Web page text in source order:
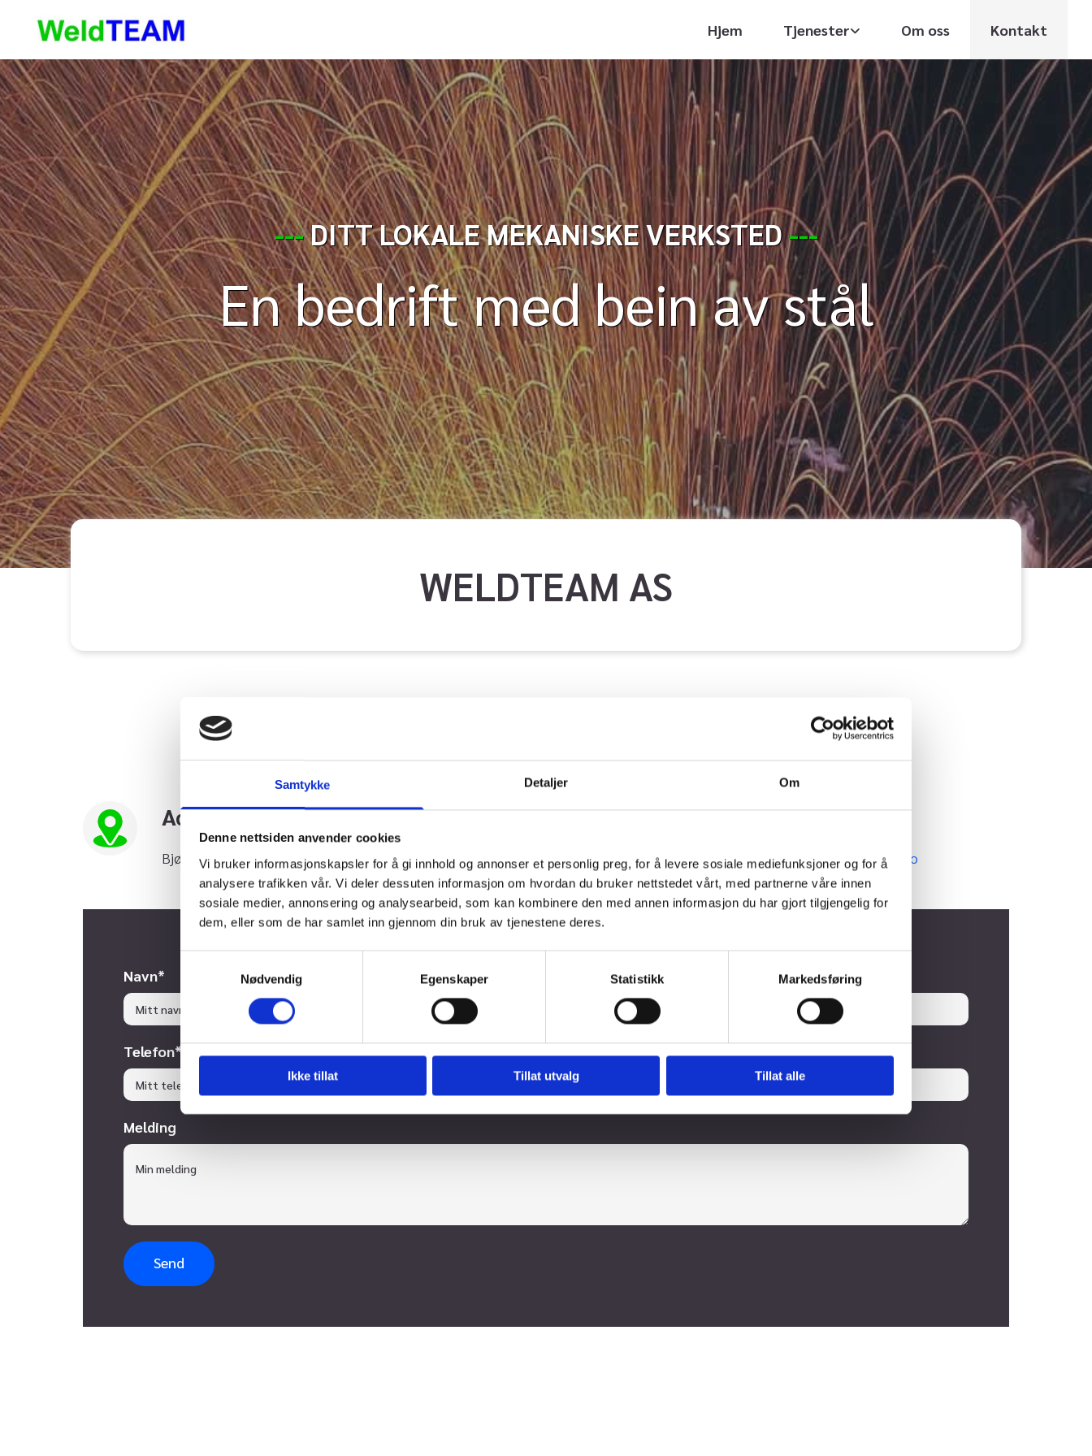
Samtykke Detaljer Om
Denne nettsiden anvender cookies
Vi bruker informasjonskapsler for å gi innhold og annonser et personlig preg, for å levere sosiale mediefunksjoner og for å
analysere trafikken vår. Vi deler dessuten informasjon om hvordan du bruker nettstedet vårt, med partnerne våre innen
sosiale medier, annonsering og analysearbeid, som kan kombinere den med annen informasjon du har gjort tilgjengelig for
dem, eller som de har samlet inn gjennom din bruk av tjenestene deres.
Nødvendig
Egenskaper Statistikk Markedsføring
Ikke tillat Tillat utvalg Tillat alle
Hjem Tjenester Om oss Kontakt
---DITT LOKALE MEKANISKE VERKSTED---
En bedrift med bein av stål
WELDTEAM AS
Adresse
Bjørnøyvegen 400, 6280 Søvik
Telefon
70 20 97 20
E-post
mail@weldteam.no
Navn*
Telefon* E-post*
Melding